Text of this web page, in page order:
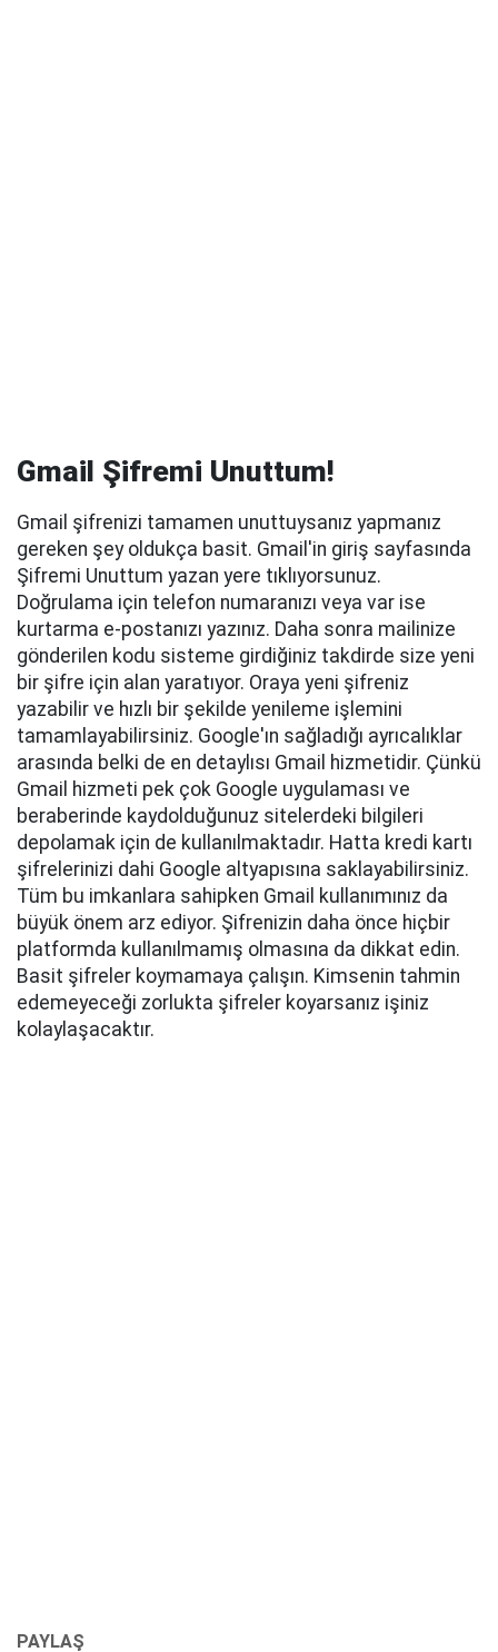
Gmail Şifremi Unuttum!
Gmail şifrenizi tamamen unuttuysanız yapmanız
gereken şey oldukça basit. Gmail'in giriş sayfasında
Şifremi Unuttum yazan yere tıklıyorsunuz.
Doğrulama için telefon numaranızı veya var ise
kurtarma e-postanızı yazınız. Daha sonra mailinize
gönderilen kodu sisteme girdiğiniz takdirde size yeni
bir şifre için alan yaratıyor. Oraya yeni şifreniz
yazabilir ve hızlı bir şekilde yenileme işlemini
tamamlayabilirsiniz. Google'ın sağladığı ayrıcalıklar
arasında belki de en detaylısı Gmail hizmetidir. Çünkü
Gmail hizmeti pek çok Google uygulaması ve
beraberinde kaydolduğunuz sitelerdeki bilgileri
depolamak için de kullanılmaktadır. Hatta kredi kartı
şifrelerinizi dahi Google altyapısına saklayabilirsiniz.
Tüm bu imkanlara sahipken Gmail kullanımınız da
büyük önem arz ediyor. Şifrenizin daha önce hiçbir
platformda kullanılmamış olmasına da dikkat edin.
Basit şifreler koymamaya çalışın. Kimsenin tahmin
edemeyeceği zorlukta şifreler koyarsanız işiniz
kolaylaşacaktır.